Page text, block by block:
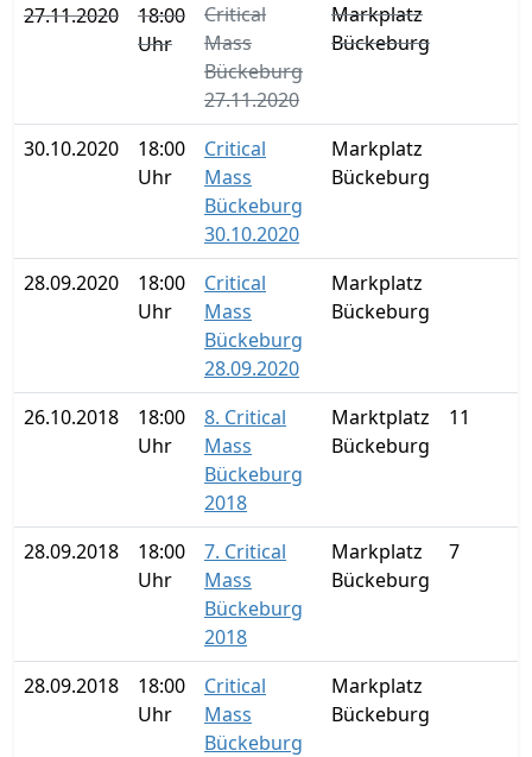
27.11.2020
18:00
Uhr
Critical
Mass
Bückeburg
27.11.2020
Markplatz
Bückeburg
30.10.2020
18:00
Uhr
Critical
Mass
Bückeburg
30.10.2020
Markplatz
Bückeburg
28.09.2020
18:00
Uhr
Critical
Mass
Bückeburg
28.09.2020
Markplatz
Bückeburg
26.10.2018
18:00
Uhr
8. Critical
Mass
Bückeburg
2018
Marktplatz
Bückeburg
11
28.09.2018
18:00
Uhr
7. Critical
Mass
Bückeburg
2018
Markplatz
Bückeburg
7
28.09.2018
18:00
Uhr
Critical
Mass
Bückeburg
Markplatz
Bückeburg